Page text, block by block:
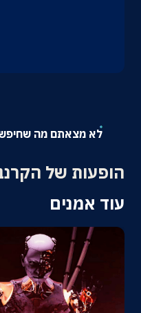
לא מצאתם מה
הופעות של
עוד אמנים